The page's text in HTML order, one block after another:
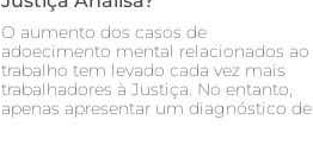
O aumento dos casos de
adoecimento mental relacionados ao
trabalho tem levado cada vez mais
trabalhadores à Justiça. No entanto,
apenas apresentar um diagnóstico de